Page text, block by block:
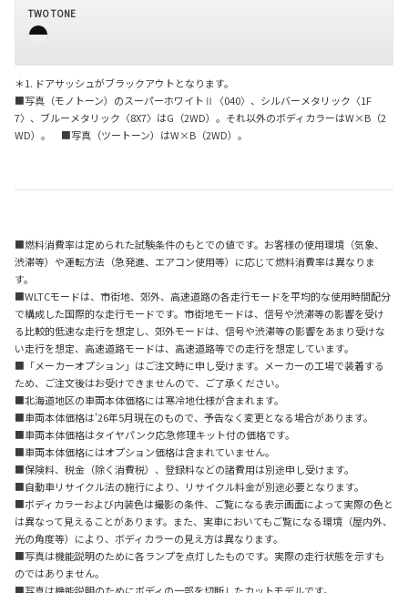
TWO TONE
＊1. ドアサッシュがブラックアウトとなります。
■写真（モノトーン）のスーパーホワイトⅡ〈040〉、シルバーメタリック〈1F
7〉、ブルーメタリック〈8X7〉はG（2WD）。それ以外のボディカラーはW×B（2
WD）。 ■写真（ツートーン）はW×B（2WD）。
■燃料消費率は定められた試験条件のもとでの値です。お客様の使用環境（気象、
渋滞等）や運転方法（急発進、エアコン使用等）に応じて燃料消費率は異なりま
す。
■WLTCモードは、市街地、郊外、高速道路の各走行モードを平均的な使用時間配分
で構成した国際的な走行モードです。市街地モードは、信号や渋滞等の影響を受け
る比較的低速な走行を想定し、郊外モードは、信号や渋滞等の影響をあまり受けな
い走行を想定、高速道路モードは、高速道路等での走行を想定しています。
■「メーカーオプション」はご注文時に申し受けます。メーカーの工場で装着する
ため、ご注文後はお受けできませんので、ご了承ください。
■北海道地区の車両本体価格には寒冷地仕様が含まれます。
■車両本体価格は'26年5月現在のもので、予告なく変更となる場合があります。
■車両本体価格はタイヤパンク応急修理キット付の価格です。
■車両本体価格にはオプション価格は含まれていません。
■保険料、税金（除く消費税）、登録料などの諸費用は別途申し受けます。
■自動車リサイクル法の施行により、リサイクル料金が別途必要となります。
■ボディカラーおよび内装色は撮影の条件、ご覧になる表示画面によって実際の色と
は異なって見えることがあります。また、実車においてもご覧になる環境（屋内外、
光の角度等）により、ボディカラーの見え方は異なります。
■写真は機能説明のために各ランプを点灯したものです。実際の走行状態を示すも
のではありません。